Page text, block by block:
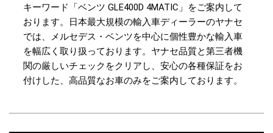
キーワード「ベンツ GLE400D 4MATIC」をご案内して
おります。日本最大規模の輸入車ディーラーのヤナセ
では、メルセデス・ベンツを中心に個性豊かな輸入車
を幅広く取り扱っております。ヤナセ品質と第三者機
関の厳しいチェックをクリアし、安心の各種保証をお
付けした、高品質なお車のみをご案内しております。